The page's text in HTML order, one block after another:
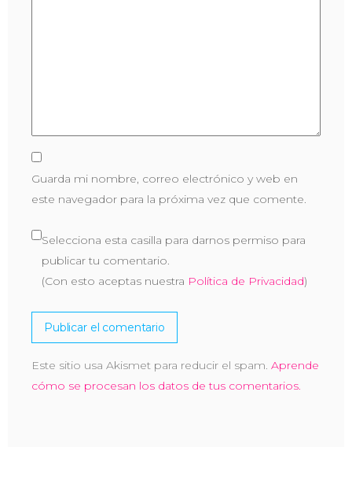
Guarda mi nombre, correo electrónico y web en
este navegador para la próxima vez que comente.
Selecciona esta casilla para darnos permiso para
publicar tu comentario.
(Con esto aceptas nuestra Política de Privacidad)
Este sitio usa Akismet para reducir el spam. Aprende
cómo se procesan los datos de tus comentarios.